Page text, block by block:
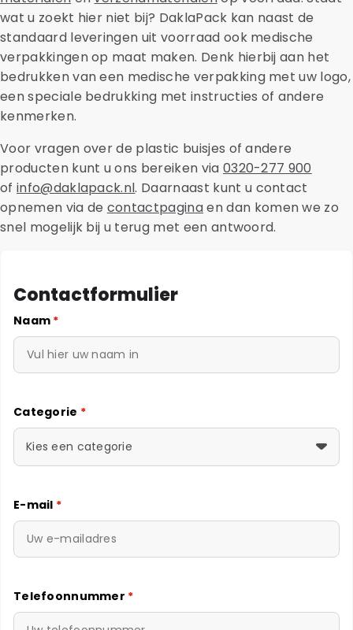
wat u zoekt hier niet bij? DaklaPack kan naast de
standaard leveringen uit voorraad ook medische
verpakkingen op maat maken. Denk hierbij aan het
bedrukken van een medische verpakking met uw logo,
een speciale bedrukking met instructies of andere
kenmerken.
Voor vragen over de plastic buisjes of andere
producten kunt u ons bereiken via 0320-277 900
of info@daklapack.nl. Daarnaast kunt u contact
opnemen via de contactpaginaen dan komen we zo
snel mogelijk bij u terug met een antwoord.
Contactformulier
Naam *
Categorie *
Kies een categorie
E-mail *
Telefoonnummer *